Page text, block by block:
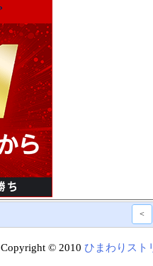
<
Copyright © 2010 ひまわりスト